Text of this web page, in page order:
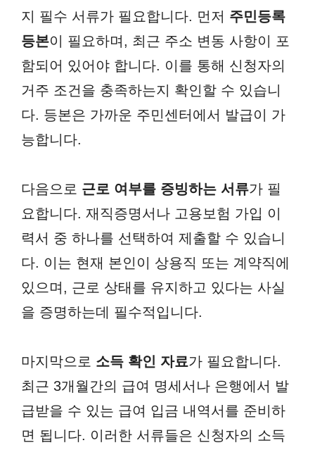
지 필수 서류가 필요합니다. 먼저 주민등록
등본이 필요하며, 최근 주소 변동 사항이 포
함되어 있어야 합니다. 이를 통해 신청자의
거주 조건을 충족하는지 확인할 수 있습니
다. 등본은 가까운 주민센터에서 발급이 가
능합니다.
다음으로 근로 여부를 증빙하는 서류가 필
요합니다. 재직증명서나 고용보험 가입 이
력서 중 하나를 선택하여 제출할 수 있습니
다. 이는 현재 본인이 상용직 또는 계약직에
있으며, 근로 상태를 유지하고 있다는 사실
을 증명하는데 필수적입니다.
마지막으로 소득 확인 자료가 필요합니다.
최근 3개월간의 급여 명세서나 은행에서 발
급받을 수 있는 급여 입금 내역서를 준비하
면 됩니다. 이러한 서류들은 신청자의 소득